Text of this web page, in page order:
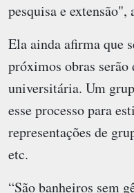
pesquisa e extensão",
Ela ainda afirma que
próximos obras
universitária. Um
esse processo para
representações de
etc.
“São banheiros sem